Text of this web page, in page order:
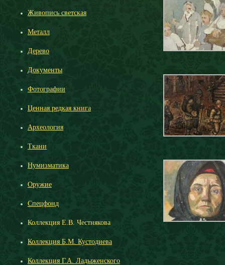
Живопись светская
Металл
Дерево
Документы
Фотографии
Ценная редкая книга
Археология
Ткани
Нумизматика
Оружие
Спецфонд
Коллекция Е.В. Честнякова
Коллекция Б.М. Кустодиева
Коллекция Г.А. Ладыженского